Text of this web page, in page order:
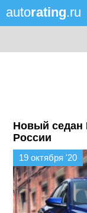
autorating.ru
Новый седан
России
19 октября '20